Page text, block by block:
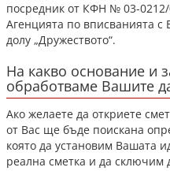
посредник от КФН № 03-
Агенцията по вписванията
долу „Дружеството“.
На какво основание и
обработваме Вашите
Ако желаете да откриете
от Вас ще бъде поискана
която да установим Вашата
реална сметка и да сключим